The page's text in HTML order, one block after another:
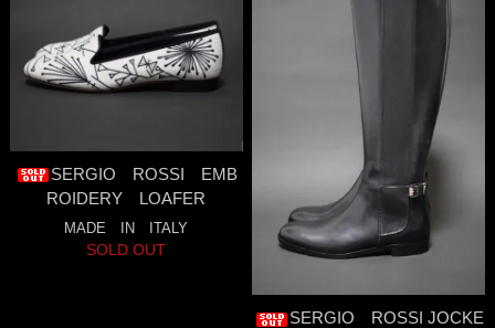
SERGIO ROSSI EMB
ROIDERY LOAFER
MADE IN ITALY
SOLD OUT
SERGIO ROSSI JOCKE